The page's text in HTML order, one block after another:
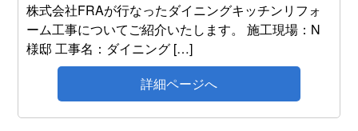
株式会社FRAが行なったダイニングキッチンリフォ
ーム工事についてご紹介いたします。 施工現場：N
様邸 工事名：ダイニング […]
詳細ページへ